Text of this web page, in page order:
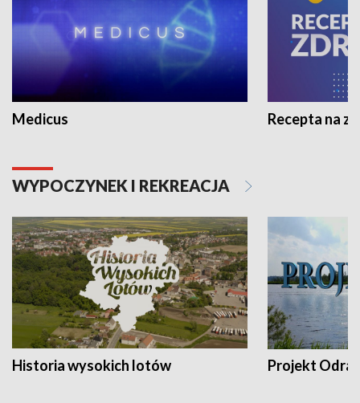
Medicus Recepta na
WYPOCZYNEK I REKREACJA
Historia wysokich lotów Projekt Odra